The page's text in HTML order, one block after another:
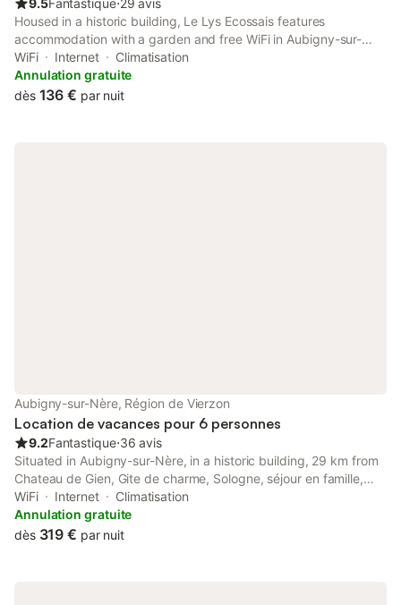
9.5Fantastique⋅29 avis
Housed in a historic building, Le Lys Ecossais features
accommodation with a garden and free WiFi in Aubigny-sur-
Nère, 29 km from Chateau de Gien. It is situated 35 km from
Chateau de Sully-sur-Loire and provides private check-in and
check-out.
WiFi Internet
Climatisation
Annulation gratuite
dès 136 € par nuit
Aubigny-sur-Nère, Région de Vierzon
Location de vacances pour 6 personnes
9.2Fantastique⋅36 avis
Situated in Aubigny-sur-Nère, in a historic building, 29 km from
Chateau de Gien, Gite de charme, Sologne, séjour en famille,
rivière, jeux, balade nature en forêt & détente, Centre
Historique, Gare TER is a recently renovated holiday home with
a...
WiFi Internet
Climatisation
Annulation gratuite
dès 319 € par nuit